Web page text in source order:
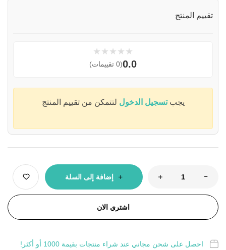
تقييم المنتج
★
★
★
★
★
0.0(0 تقييمات)
يجبتسجيل الدخول لتتمكن من تقييم المنتج
إضافة إلى السلة
اشتري الان
احصل على شحن مجاني عند شراء منتجات بقيمة 1000 أو أكثر!